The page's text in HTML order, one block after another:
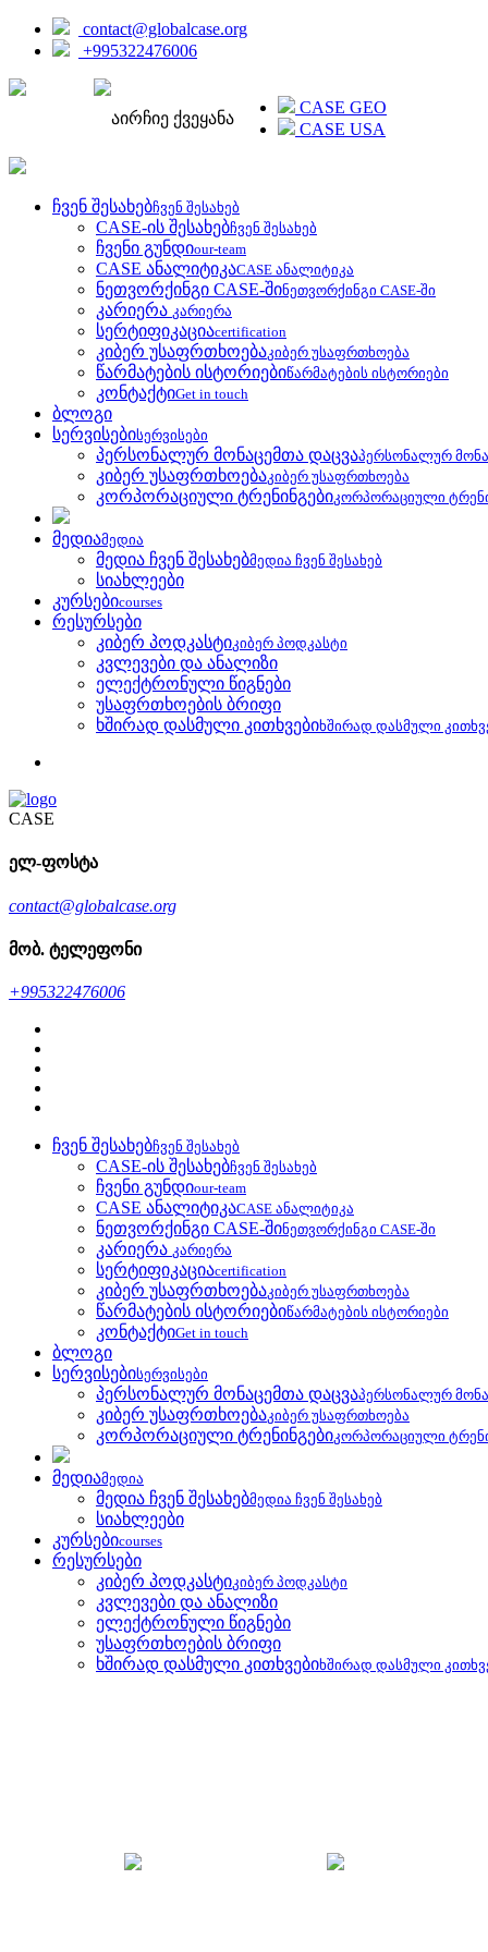
contact@globalcase.org
+995322476006
აირჩიე ქვეყანა
CASE GEO
CASE USA
ჩვენ შესახებჩვენ შესახებ
CASE-ის შესახებჩვენ შესახებ
ჩვენი გუნდიour-team
CASE ანალიტიკაCASE ანალიტიკა
ნეთვორქინგი CASE-შინეთვორქინგი CASE-ში
კარიერა კარიერა
სერტიფიკაციაcertification
კიბერ უსაფრთხოებაკიბერ უსაფრთხოება
წარმატების ისტორიებიწარმატების ისტორიები
კონტაქტიGet in touch
ბლოგი
სერვისებისერვისები
პერსონალურ მონაცემთა დაცვაპერსონალურ
კიბერ უსაფრთხოებაკიბერ უსაფრთხოება
კორპორაციული ტრენინგებიკორპორაციული
მედიამედია
მედია ჩვენ შესახებმედია ჩვენ შესახებ
სიახლეები
კურსებიcourses
რესურსები
კიბერ პოდკასტიკიბერ პოდკასტი
კვლევები და ანალიზი
ელექტრონული წიგნები
უსაფრთხოების ბრიფი
ხშირად დასმული კითხვებიხშირად დასმული
CASE
ელ-ფოსტა
contact@globalcase.org
მობ. ტელეფონი
+995322476006
ჩვენ შესახებჩვენ შესახებ
CASE-ის შესახებჩვენ შესახებ
ჩვენი გუნდიour-team
CASE ანალიტიკაCASE ანალიტიკა
ნეთვორქინგი CASE-შინეთვორქინგი CASE-ში
კარიერა კარიერა
სერტიფიკაციაcertification
კიბერ უსაფრთხოებაკიბერ უსაფრთხოება
წარმატების ისტორიებიწარმატების ისტორიები
კონტაქტიGet in touch
ბლოგი
სერვისებისერვისები
პერსონალურ მონაცემთა დაცვაპერსონალურ
კიბერ უსაფრთხოებაკიბერ უსაფრთხოება
კორპორაციული ტრენინგებიკორპორაციული
მედიამედია
მედია ჩვენ შესახებმედია ჩვენ შესახებ
სიახლეები
კურსებიcourses
რესურსები
კიბერ პოდკასტიკიბერ პოდკასტი
კვლევები და ანალიზი
ელექტრონული წიგნები
უსაფრთხოების ბრიფი
ხშირად დასმული კითხვებიხშირად დასმული